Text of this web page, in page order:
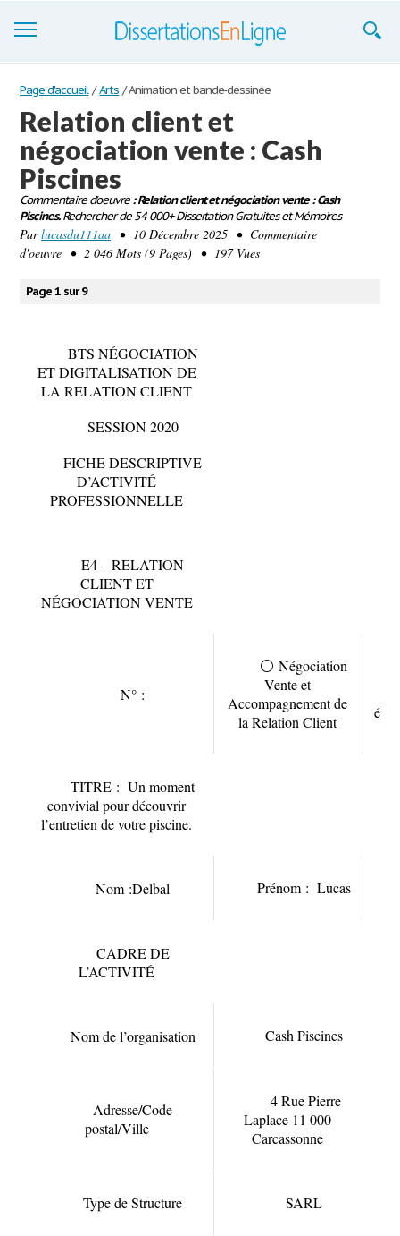
Dissertations
S'inscrire
Se connecter
Contactez-nous
Page d'accueil / Arts /Animation et bande-dessinée
Relation client et
négociation vente : Cash
Piscines
Commentaire d'oeuvre: Relation client et négociation vente : Cash
Piscines.Rechercher de 54 000+ Dissertation Gratuites et Mémoires
Parlucasdu111aa • 10 Décembre 2025 • Commentaire
d'oeuvre • 2 046 Mots (9 Pages) • 197 Vues
Page 1 sur 9
BTS NÉGOCIATION
ET DIGITALISATION DE
LA RELATION CLIENT
SESSION 2020
FICHE DESCRIPTIVE
D’ACTIVITÉ
PROFESSIONNELLE
E4 – RELATION
CLIENT ET
NÉGOCIATION VENTE
N° :
⚪ Négociation
Vente et
Accompagnement de
la Relation Client
TITRE : Un moment
convivial pour découvrir
l’entretien de votre piscine.
Nom :Delbal Prénom : Lucas
CADRE DE
L’ACTIVITÉ
Nom de l’organisation Cash Piscines
Adresse/Code
postal/Ville
4 Rue Pierre
Laplace 11 000
Carcassonne
Type de Structure SARL